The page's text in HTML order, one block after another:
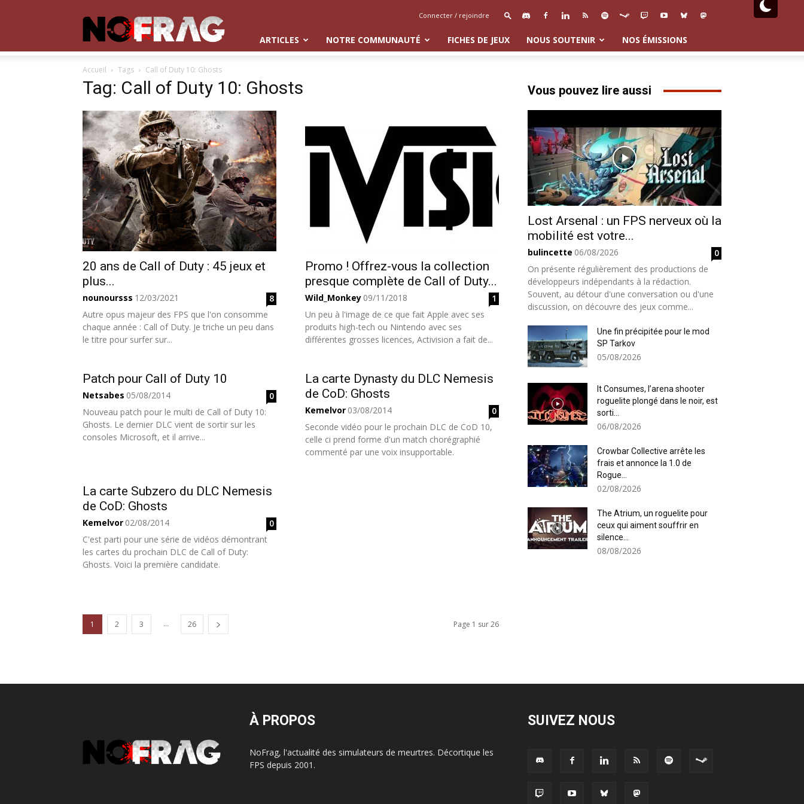
Connecter / rejoindre
ARTICLES NOTRE COMMUNAUTÉ FICHES DE JEUX NOUS SOUTENIR NOS ÉMISSIONS
Accueil Tags Call of Duty 10: Ghosts
Tag: Call of Duty 10: Ghosts
20 ans de Call of Duty : 45 jeux et
plus...
nounoursss 12/03/2021
8
Autre opus majeur des FPS que l'on consomme
chaque année : Call of Duty. Je triche un peu dans
le titre pour surfer sur...
Promo ! Offrez-vous la collection
presque complète de Call of Duty...
Wild_Monkey 09/11/2018
1
Un peu à l'image de ce que fait Apple avec ses
produits high-tech ou Nintendo avec ses
différentes grosses licences, Activision a fait de...
Patch pour Call of Duty 10
Netsabes 05/08/2014
0
Nouveau patch pour le multi de Call of Duty 10:
Ghosts. Le dernier DLC vient de sortir sur les
consoles Microsoft, et il arrive...
La carte Dynasty du DLC Nemesis
de CoD: Ghosts
Kemelvor 03/08/2014
0
Seconde vidéo pour le prochain DLC de CoD 10,
celle ci prend forme d'un match chorégraphié
commenté par une voix insupportable.
La carte Subzero du DLC Nemesis
de CoD: Ghosts
Kemelvor 02/08/2014
0
C'est parti pour une série de vidéos démontrant
les cartes du prochain DLC de Call of Duty:
Ghosts. Voici la première candidate.
1 2 3 ... 26 Page 1 sur 26
Vous pouvez lire aussi
Lost Arsenal : un FPS nerveux où la
mobilité est votre...
bulincette 06/08/2026
0
On présente régulièrement des productions de
développeurs indépendants à la rédaction.
Souvent, au détour d'une conversation ou d'une
discussion, on découvre des jeux comme...
Une fin précipitée pour le mod
SP Tarkov
05/08/2026
It Consumes, l’arena shooter
roguelite plongé dans le noir, est
sorti...
06/08/2026
Crowbar Collective arrête les
frais et annonce la 1.0 de
Rogue...
02/08/2026
The Atrium, un roguelite pour
ceux qui aiment souffrir en
silence...
08/08/2026
À PROPOS
NoFrag, l'actualité des simulateurs de meurtres. Décortique les
FPS depuis 2001.
SUIVEZ NOUS